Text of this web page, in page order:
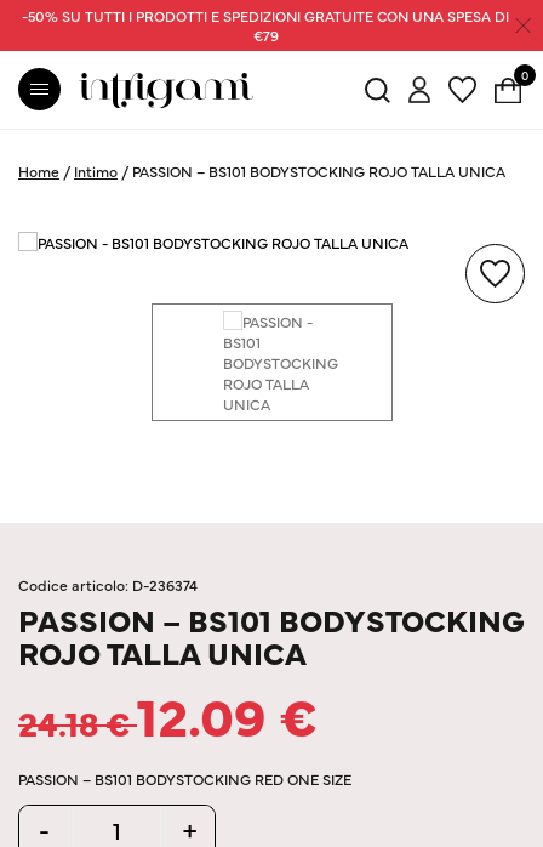
-50% SU TUTTI I PRODOTTI E SPEDIZIONI GRATUITE CON UNA SPESA DI
€79
0
Home / Intimo / PASSION – BS101 BODYSTOCKING ROJO TALLA UNICA
Codice articolo: D-236374
PASSION – BS101 BODYSTOCKING
ROJO TALLA UNICA
24.18€12.09 €
PASSION – BS101 BODYSTOCKING RED ONE SIZE
Quantity
- +